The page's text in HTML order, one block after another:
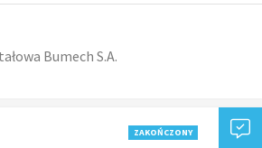
Bumech S.A.
ZAKOŃCZONY